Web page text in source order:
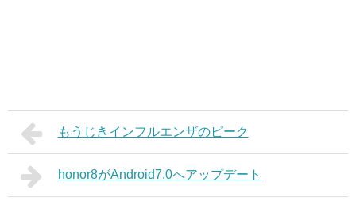
もうじきインフルエンザのピーク
honor8がAndroid7.0へアップデート